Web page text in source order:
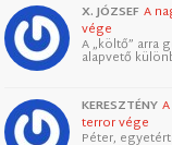
X. JÓZSEF A
vége
A „költő” arra
alapvető
KERESZTÉNY
terror vége
Péter,